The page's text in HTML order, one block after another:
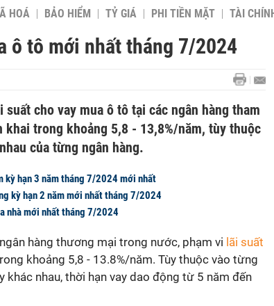
HOÁ BẢO HIỂM TỶ GIÁ PHI TIỀN MẶT TÀI
ô tô mới nhất tháng 7/2024
cho vay mua ô tô tại các ngân hàng tham
trong khoảng 5,8 - 13,8%/năm, tùy thuộc
của từng ngân hàng.
kỳ hạn 3 năm tháng 7/2024 mới nhất
kỳ hạn 2 năm mới nhất tháng 7/2024
nhà mới nhất tháng 7/2024
hàng thương mại trong nước, phạm vi lãi suất
khoảng 5,8 - 13.8%/năm. Tùy thuộc vào từng
khác nhau, thời hạn vay dao động từ 5 năm đến